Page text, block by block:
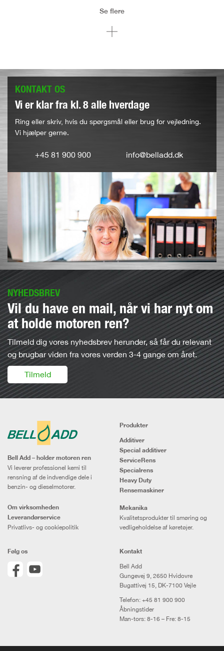
Se flere
KONTAKT OS
Vi er klar fra kl. 8 alle hverdage
Ring eller skriv, hvis du spørgsmål eller brug for vejledning.
Vi hjælper gerne.
+45 81 900 900 info@belladd.dk
NYHEDSBREV
Vil du have en mail, når vi har nyt om
at holde motoren ren?
Tilmeld dig vores nyhedsbrev herunder, så får du relevant
og brugbar viden fra vores verden 3-4 gange om året.
Tilmeld
Bell Add – holder motoren ren
Vi leverer professionel kemi til
rensning af de indvendige dele i
benzin- og dieselmotorer.
Om virksomheden
Leverandørservice
Privatlivs- og cookiepolitik
Produkter
Additiver
Special additiver
ServiceRens
Specialrens
Heavy Duty
Rensemaskiner
Mekanika
Kvalitetsprodukter til smøring og
vedligeholdelse af køretøjer.
Følg os Kontakt
Bell Add
Gungevej 9, 2650 Hvidovre
Bugattivej 15, DK-7100 Vejle
Telefon: +45 81 900 900
Åbningstider
Man-tors: 8-16 – Fre: 8-15